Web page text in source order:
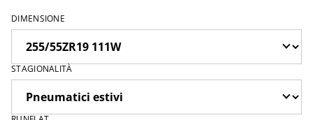
DIMENSIONE
STAGIONALITÀ